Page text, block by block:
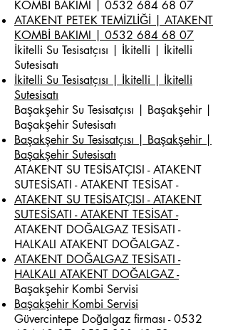
KOMBİ BAKIMI | 0532 684 68 07
ATAKENT PETEK TEMİZLİĞİ | ATAKENT
KOMBİ BAKIMI | 0532 684 68 07
İkitelli Su Tesisatçısı | İkitelli | İkitelli
Sutesisatı
İkitelli Su Tesisatçısı | İkitelli | İkitelli
Sutesisatı
Başakşehir Su Tesisatçısı | Başakşehir |
Başakşehir Sutesisatı
Başakşehir Su Tesisatçısı | Başakşehir |
Başakşehir Sutesisatı
ATAKENT SU TESİSATÇISI - ATAKENT
SUTESİSATI - ATAKENT TESİSAT -
ATAKENT SU TESİSATÇISI - ATAKENT
SUTESİSATI - ATAKENT TESİSAT -
ATAKENT DOĞALGAZ TESİSATI -
HALKALI ATAKENT DOĞALGAZ -
ATAKENT DOĞALGAZ TESİSATI -
HALKALI ATAKENT DOĞALGAZ -
Başakşehir Kombi Servisi
Başakşehir Kombi Servisi
Güvercintepe Doğalgaz firması -0532